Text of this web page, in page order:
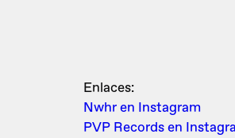
Enlaces:
Nwhr en Instagram
PVP Records en